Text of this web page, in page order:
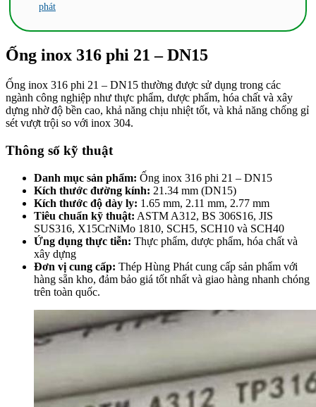
phát
Ống inox 316 phi 21 – DN15
Ống inox 316 phi 21 – DN15 thường được sử dụng trong các
ngành công nghiệp như thực phẩm, dược phẩm, hóa chất và xây
dựng nhờ độ bền cao, khả năng chịu nhiệt tốt, và khả năng chống gỉ
sét vượt trội so với inox 304.
Thông số kỹ thuật
Danh mục sản phẩm: Ống inox 316 phi 21 – DN15
Kích thước đường kính: 21.34 mm (DN15)
Kích thước độ dày ly: 1.65 mm, 2.11 mm, 2.77 mm
Tiêu chuẩn kỹ thuật: ASTM A312, BS 306S16, JIS
SUS316, X15CrNiMo 1810, SCH5, SCH10 và SCH40
Ứng dụng thực tiễn: Thực phẩm, dược phẩm, hóa chất và
xây dựng
Đơn vị cung cấp: Thép Hùng Phát cung cấp sản phẩm với
hàng sẵn kho, đảm bảo giá tốt nhất và giao hàng nhanh chóng
trên toàn quốc.